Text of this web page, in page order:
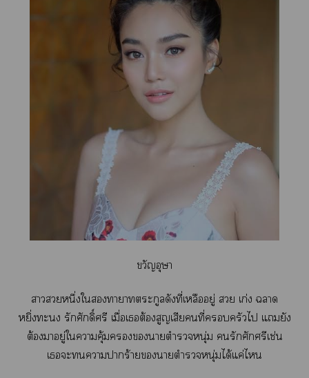
ขวัญอุษา
าหนึ่งใาาตระกูลดังที่เหลืออยู่  เก่ง า
หยิ่งะ รักศักดิ์ศรี เมื่อเต้องสูญเสียคนที่ครัวไ แยัง
ต้องาอยู่ใาคุ้มาตำรวจหนุ่ม รักศักศรีเช่น
เะาาร้ายาตำรวจหนุ่มได้แค่ไ